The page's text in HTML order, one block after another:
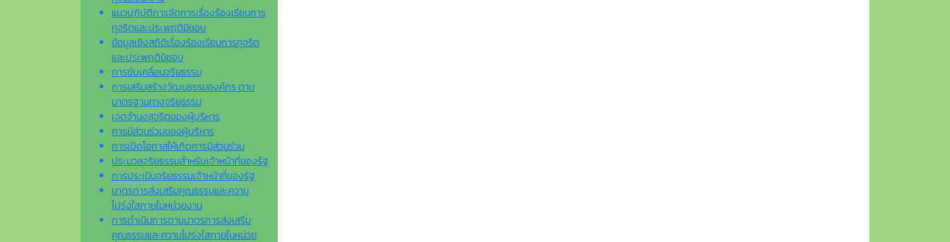
แนวปฏิบัติการจัดการเรื่องร้องเรียนการ
ทุจริตและประพฤติมิชอบ
ข้อมูลเชิงสถิติเรื่องร้องเรียนการทุจริต
และประพฤติมิชอบ
การขับเคลื่อนจริยธรรม
การเสริมสร้างวัฒนธรรมองค์กร ตาม
มาตรฐานทางจริยธรรม
เจตจํานงสุจริตของผู้บริหาร
การมีส่วนร่วมของผู้บริหาร
การเปิดโอกาสให้เกิดการมีส่วนร่วม
ประมวลจริยธรรมสำหรับเจ้าหน้าที่ของรัฐ
การประเมินจริยธรรมเจ้าหน้าที่ของรัฐ
มาตรการส่งเสริมคุณธรรมและความ
โปร่งใสภายในหน่วยงาน
การดำเนินการตามมาตรการส่งเสริม
คุณธรรมและความโปร่งใสภายในหน่วย